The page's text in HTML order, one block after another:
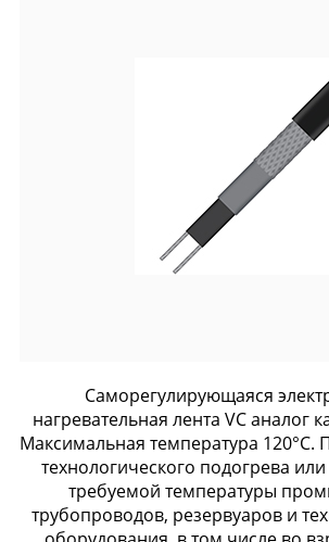
Саморегулирующаяся
нагревательная лента VC аналог
Максимальная температура 120°С.
технологического подогрева
требуемой температуры
трубопроводов, резервуаров и